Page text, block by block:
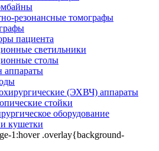
резонансные томографы
пациента
светильники
столы
аппараты
(ЭХВЧ) аппараты
стойки
оборудование
кушетки
1:hover .overlay{background-